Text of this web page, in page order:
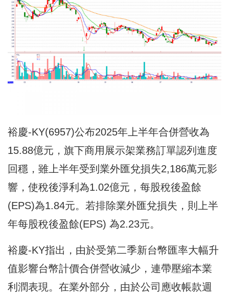
裕慶-KY(6957)公布2025年上半年合併營收為
15.88億元，旗下商用展示架業務訂單認列進度
回穩，雖上半年受到業外匯兌損失2,186萬元影
響，使稅後淨利為1.02億元，每股稅後盈餘
(EPS)為1.84元。若排除業外匯兌損失，則上半
年每股稅後盈餘(EPS) 為2.23元。
裕慶-KY指出，由於受第二季新台幣匯率大幅升
值影響台幣計價合併營收減少，連帶壓縮本業
利潤表現。在業外部分，由於公司應收帳款週